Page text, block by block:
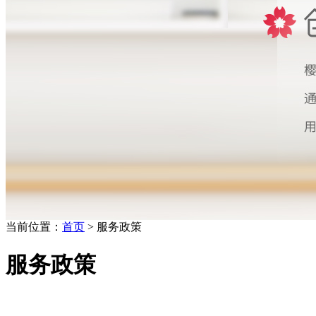
当前位置： 首页 > 服务政策
服务政策